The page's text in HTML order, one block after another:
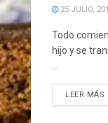
25 JULIO,
Todo
hijo y se
LEER MÁS